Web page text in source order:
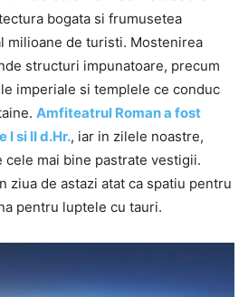
bogata si frumusetea
milioane de turisti. Mostenirea
structuri impunatoare, precum
imperiale si templele ce conduc
Amfiteatrul Roman a fost
I si II d.Hr., iar in zilele noastre,
mai bine pastrate vestigii.
ziua de astazi atat ca spatiu pentru
pentru luptele cu tauri.